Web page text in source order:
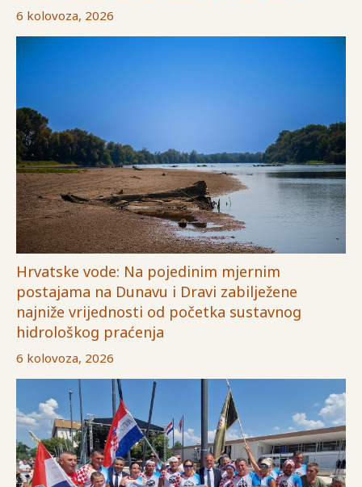
6 kolovoza, 2026
Hrvatske vode: Na pojedinim mjernim
postajama na Dunavu i Dravi zabilježene
najniže vrijednosti od početka sustavnog
hidrološkog praćenja
6 kolovoza, 2026